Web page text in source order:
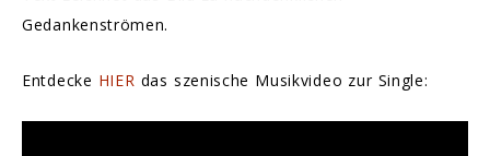
Gedankenströmen.
Entdecke HIER das szenische Musikvideo zur Single: